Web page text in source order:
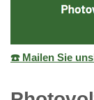
☎️ Mailen Sie